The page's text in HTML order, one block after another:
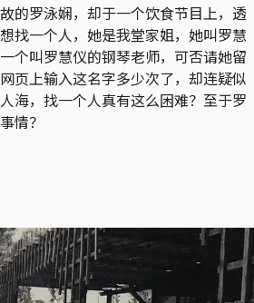
的罗泳娴，却于一个饮食节目上，透
找一个人，她是我堂家姐，她叫罗慧
个叫罗慧仪的钢琴老师，可否请她留
页上输入这名字多少次了，却连疑似
海，找一个人真有这么困难？至于罗
情？